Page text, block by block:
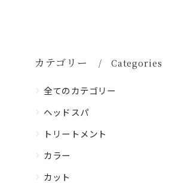
カテゴリー Categories
全てのカテゴリー
ヘッドスパ
トリートメント
カラー
カット